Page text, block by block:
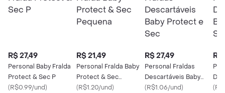
R$ 27,49
Personal Baby Fralda
Protect & Sec P
(R$0.99/und)
R$ 21,49
Personal Fralda Baby
Protect & Sec
Pequena
(R$1.20/und)
R$ 27,49
Personal Fraldas
Descartáveis Baby
Protect e Sec
(R$1.06/und)
R$
(